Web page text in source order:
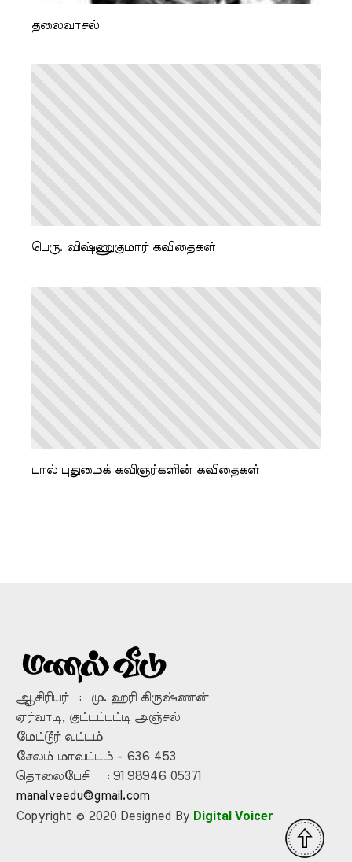
தலைவாசல்
பெரு. விஷ்ணுகுமார் கவிதைகள்
பால் புதுமைக் கவிஞர்களின் கவிதைகள்
ஆசிரியர் : மு. ஹரி கிருஷ்ணன்
ஏர்வாடி, குட்டப்பட்டி அஞ்சல்
மேட்டூர் வட்டம்
சேலம் மாவட்டம் - 636 453
தொலைபேசி : 91 98946 05371
manalveedu@gmail.com
Copyright © 2020 Designed By Digital Voicer